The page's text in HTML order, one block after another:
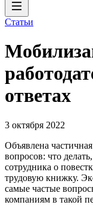
Статьи
ответах
3 октября 2022
Объявлена
вопросов: что
сотрудника о
трудовую книжку.
самые частые
компаниям в такой